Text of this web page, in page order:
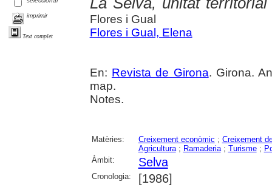
imprimir
Text complet
Flores i Gual
Flores i Gual, Elena
En: Revista de Girona. Girona.
map.
Notes.
Matèries: Creixement econòmic ; Creixement
Agricultura; Ramaderia; Turisme;
Àmbit:
Selva
Cronologia: [1986]